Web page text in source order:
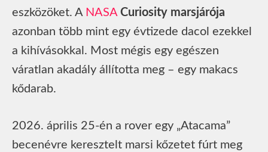
eszközöket. A NASA Curiosity marsjárója
azonban több mint egy évtizede dacol ezekkel
a kihívásokkal. Most mégis egy egészen
váratlan akadály állította meg – egy makacs
kődarab.
2026. április 25-én a rover egy „Atacama”
becenévre keresztelt marsi kőzetet fúrt meg